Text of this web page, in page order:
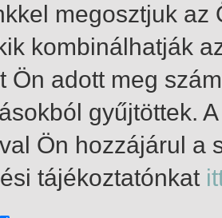
megosztjuk
kombinálhatják
Ön adott meg
gyűjtöttek.
Ön hozzájárul a
tájékoztatónkat